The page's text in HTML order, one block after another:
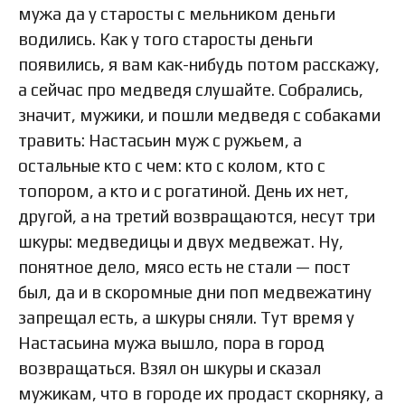
мужа да у старосты с мельником деньги
водились. Как у того старосты деньги
появились, я вам как-нибудь потом расскажу,
а сейчас про медведя слушайте. Собрались,
значит, мужики, и пошли медведя с собаками
травить: Настасьин муж с ружьем, а
остальные кто с чем: кто с колом, кто с
топором, а кто и с рогатиной. День их нет,
другой, а на третий возвращаются, несут три
шкуры: медведицы и двух медвежат. Ну,
понятное дело, мясо есть не стали — пост
был, да и в скоромные дни поп медвежатину
запрещал есть, а шкуры сняли. Тут время у
Настасьина мужа вышло, пора в город
возвращаться. Взял он шкуры и сказал
мужикам, что в городе их продаст скорняку, а